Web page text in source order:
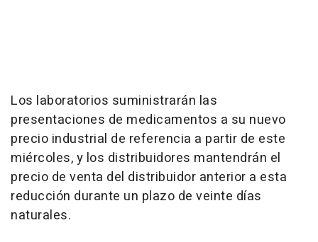
Los laboratorios suministrarán las
presentaciones de medicamentos a su nuevo
precio industrial de referencia a partir de este
miércoles, y los distribuidores mantendrán el
precio de venta del distribuidor anterior a esta
reducción durante un plazo de veinte días
naturales.